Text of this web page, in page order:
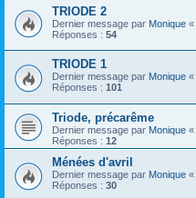
TRIODE 2
Dernier message par Monique «
Réponses : 54
TRIODE 1
Dernier message par Monique «
Réponses : 101
Triode, précarême
Dernier message par Monique «
Réponses : 12
Ménées d'avril
Dernier message par Monique «
Réponses : 30